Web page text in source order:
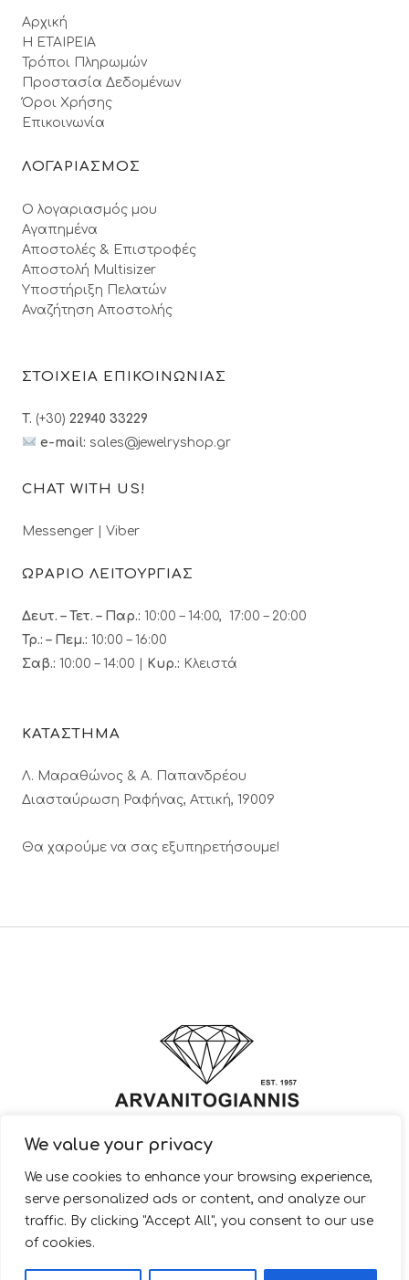
We value your privacy
We use cookies to enhance your browsing experience,
serve personalized ads or content, and analyze our
traffic. By clicking "Accept All", you consent to our use
of cookies.
Αρχική
Η ΕΤΑΙΡΕΙΑ
Τρόποι Πληρωμών
Προστασία Δεδομένων
Όροι Xρήσης
Επικοινωνία
ΛΟΓΑΡΙΑΣΜΟΣ
Ο λογαριασμός μου
Αγαπημένα
Αποστολές & Επιστροφές
Αποστολή Multisizer
Υποστήριξη Πελατών
Αναζήτηση Αποστολής
ΣΤΟΙΧΕΙΑ ΕΠΙΚΟΙΝΩΝΙΑΣ
T. (+30) 22940 33229
e-mail: sales@jewelryshop.gr
CHAT WITH US!
Messenger Viber
ΩΡΑΡΙΟ ΛΕΙΤΟΥΡΓΙΑΣ
Δευτ. – Τετ. – Παρ.: 10:00 – 14:00, 17:00 – 20:00
Τρ.: – Πεμ.: 10:00 – 16:00
Σαβ.: 10:00 – 14:00 | Κυρ.: Κλειστά
ΚΑΤΑΣΤΗΜΑ
Λ. Μαραθώνος & A. Παπανδρέου
Διασταύρωση Ραφήνας, Αττική, 19009
Θα χαρούμε να σας εξυπηρετήσουμε!
© 2022 ARVANITOGIANNIS – Jewelry Design & Manufacturing |
JewelryShop.gr